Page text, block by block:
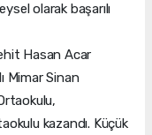
olarak başarılı
Hasan Acar
Mimar Sinan
kazandı. Küçük